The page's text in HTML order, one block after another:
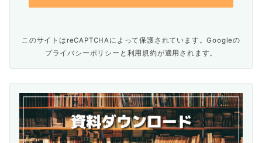
このサイトはreCAPTCHAによって保護されています。Googleの
プライバシーポリシー と 利用規約が適用されます。